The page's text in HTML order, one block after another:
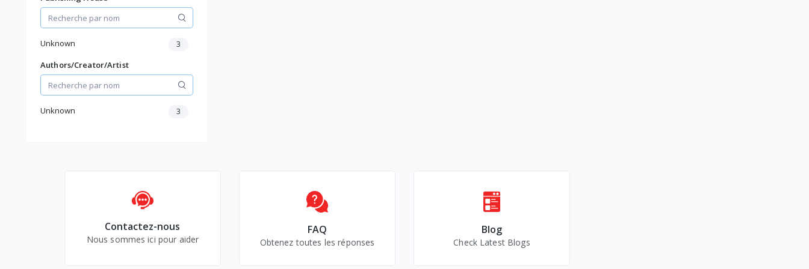
Unknown 3
Authors/Creator/Artist
Unknown 3
Contactez-nous
Nous sommes ici pour aider
FAQ
Obtenez toutes les réponses
Blog
Check Latest Blogs